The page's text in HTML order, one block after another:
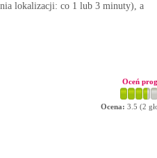
lokalizacji: co 1 lub 3 minuty), a
Oceń
Ocena: 3.5 (2